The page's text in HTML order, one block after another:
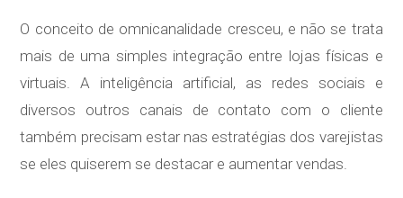
O conceito de omnicanalidade cresceu, e não se trata
mais de uma simples integração entre lojas físicas e
virtuais. A inteligência artificial, as redes sociais e
diversos outros canais de contato com o cliente
também precisam estar nas estratégias dos varejistas
se eles quiserem se destacar e aumentar vendas.